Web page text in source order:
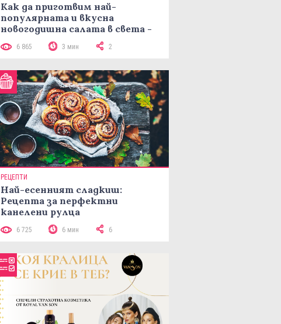
Как да приготвим най-
популярната и вкусна
новогодишна салата в света -
рецепта Мимоза
6 865 3 мин 2
РЕЦЕПТИ
Най-есенният сладкиш:
Рецепта за перфектни
канелени рулца
6 725 6 мин 6